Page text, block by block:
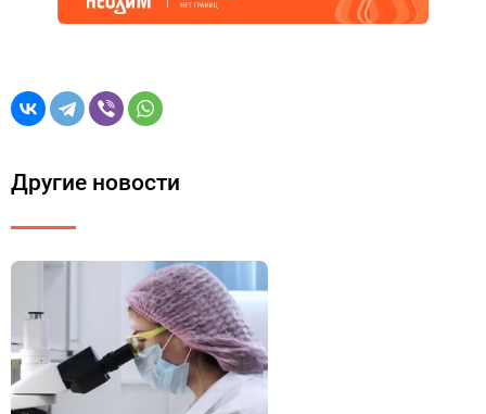
Другие новости